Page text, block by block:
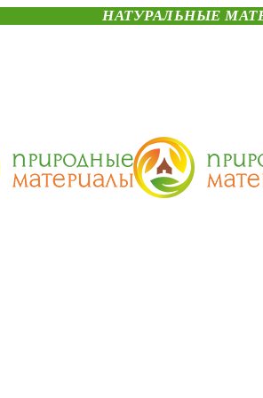
НАТУРАЛЬНЫЕ